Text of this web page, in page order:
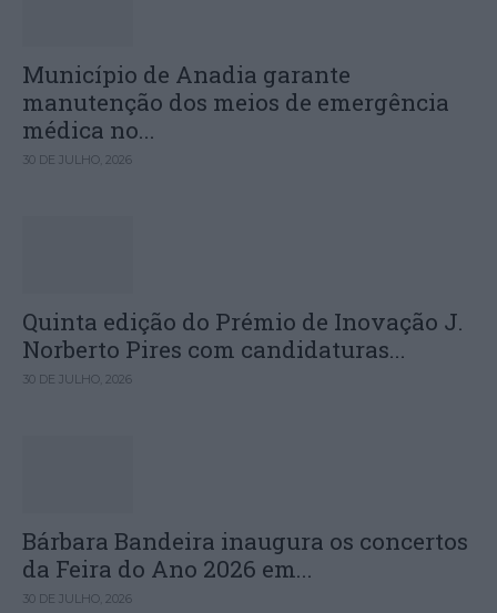
Município de Anadia garante
manutenção dos meios de emergência
médica no...
30 DE JULHO, 2026
Quinta edição do Prémio de Inovação J.
Norberto Pires com candidaturas...
30 DE JULHO, 2026
Bárbara Bandeira inaugura os concertos
da Feira do Ano 2026 em...
30 DE JULHO, 2026